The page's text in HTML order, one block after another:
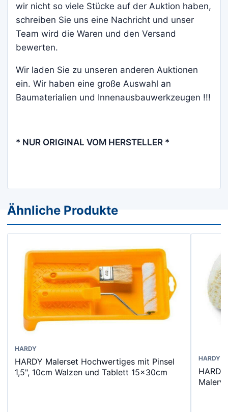
wir nicht so viele Stücke auf der Auktion haben,
schreiben Sie uns eine Nachricht und unser
Team wird die Waren und den Versand
bewerten.
Wir laden Sie zu unseren anderen Auktionen
ein. Wir haben eine große Auswahl an
Baumaterialien und Innenausbauwerkzeugen !!!
* NUR ORIGINAL VOM HERSTELLER *
Ähnliche Produkte
HARDY
HARDY Malerset Hochwertiges mit Pinsel
1,5", 10cm Walzen und Tablett 15x30cm
HARDY
Dieses
weist